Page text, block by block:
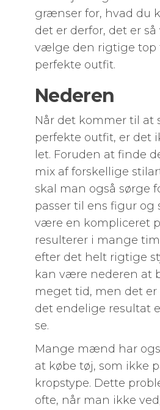
grænser for, hvad du
det er derfor, det er
vælge den rigtige top
perfekte outfit.
Nederen
Når det kommer til at
perfekte outfit, er det
let. Foruden at finde
mix af forskellige
skal man også sørge
passer til ens figur og
være en kompliceret
resulterer i mange
efter det helt rigtige
kan være nederen at
meget tid, men det
det endelige resultat
se.
Mange mænd har
at købe tøj, som ikke
kropstype. Dette
ofte, når man ikke